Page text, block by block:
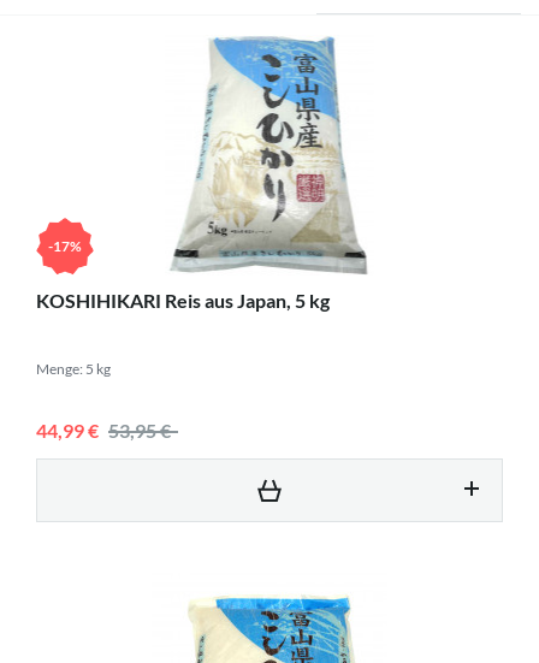
-17%
KOSHIHIKARI Reis aus Japan, 5 kg
Menge: 5 kg
44,99 € 53,95 €